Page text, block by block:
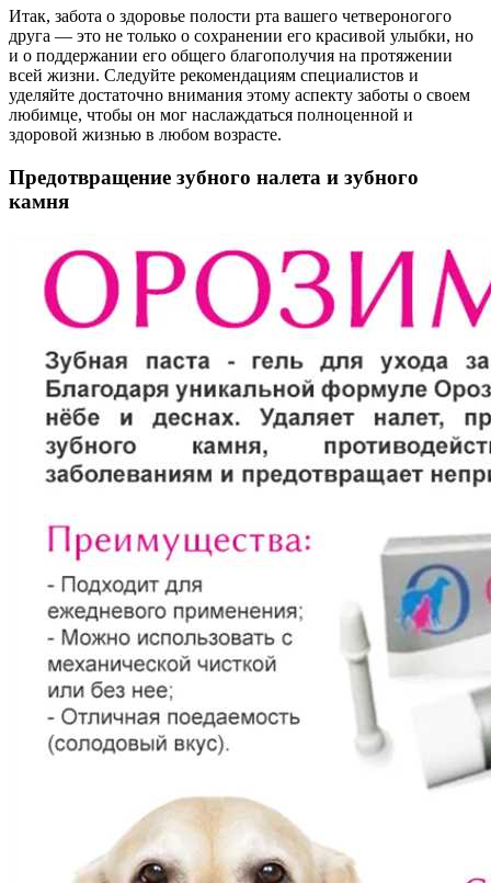
Итак, забота о здоровье полости рта вашего четвероногого
друга — это не только о сохранении его красивой улыбки, но
и о поддержании его общего благополучия на протяжении
всей жизни. Следуйте рекомендациям специалистов и
уделяйте достаточно внимания этому аспекту заботы о своем
любимце, чтобы он мог наслаждаться полноценной и
здоровой жизнью в любом возрасте.
Предотвращение зубного налета и зубного
камня